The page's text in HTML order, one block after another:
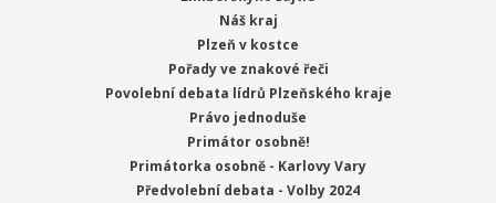
Náš kraj
Plzeň v kostce
Pořady ve znakové řeči
Povolební debata lídrů Plzeňského kraje
Právo jednoduše
Primátor osobně!
Primátorka osobně - Karlovy Vary
Předvolební debata - Volby 2024